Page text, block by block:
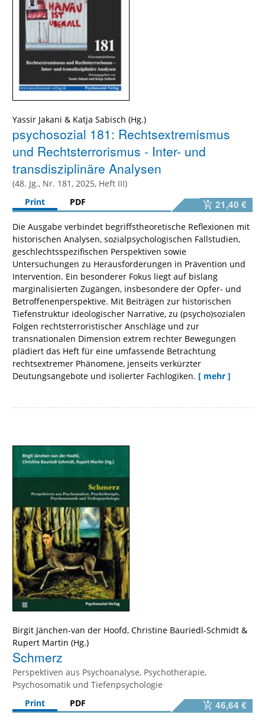
Yassir Jakani & Katja Sabisch (Hg.)
psychosozial 181: Rechtsextremismus
und Rechtsterrorismus - Inter- und
transdisziplinäre Analysen
(48. Jg., Nr. 181, 2025, Heft III)
Print
PDF 21,40 €
Die Ausgabe verbindet begriffstheoretische Reflexionen mit
historischen Analysen, sozialpsychologischen Fallstudien,
geschlechtsspezifischen Perspektiven sowie
Untersuchungen zu Herausforderungen in Prävention und
Intervention. Ein besonderer Fokus liegt auf bislang
marginalisierten Zugängen, insbesondere der Opfer- und
Betroffenenperspektive. Mit Beiträgen zur historischen
Tiefenstruktur ideologischer Narrative, zu (psycho)sozialen
Folgen rechtsterroristischer Anschläge und zur
transnationalen Dimension extrem rechter Bewegungen
plädiert das Heft für eine umfassende Betrachtung
rechtsextremer Phänomene, jenseits verkürzter
Deutungsangebote und isolierter Fachlogiken. [ mehr ]
Birgit Jänchen-van der Hoofd, Christine Bauriedl-Schmidt &
Rupert Martin
Schmerz
Perspektiven aus Psychoanalyse, Psychotherapie,
Psychosomatik und Tiefenpsychologie
Print
PDF 46,64 €